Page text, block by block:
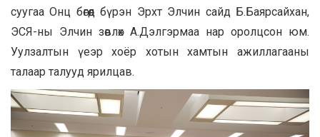
суугаа Онц бөгөөд бүрэн Эрхт Элчин сайд Б.Баярсайхан,
ЭСЯ-ны Элчин зөвлөх А.Дэлгэрмаа нар оролцсон юм.
Уулзалтын үеэр хоёр хотын хамтын ажиллагааны
талаар талууд ярилцав.